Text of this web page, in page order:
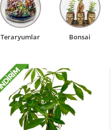
Teraryumlar Bonsai